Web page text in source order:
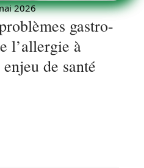
2026
gastro-
l’allergie à
de santé